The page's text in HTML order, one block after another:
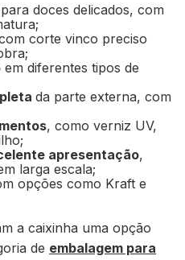
para doces delicados, com
corte vinco preciso
em diferentes tipos de
da parte externa, com
, como verniz UV,
apresentação,
larga escala;
opções como Kraft e
a caixinha uma opção
de embalagem para